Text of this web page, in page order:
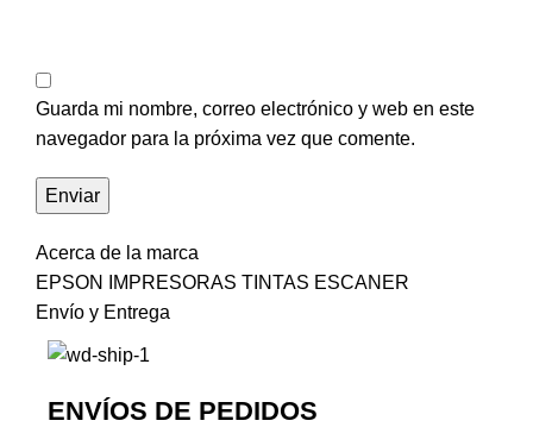
Guarda mi nombre, correo electrónico y web en este
navegador para la próxima vez que comente.
Acerca de la marca
EPSON IMPRESORAS TINTAS ESCANER
Envío y Entrega
ENVÍOS DE PEDIDOS